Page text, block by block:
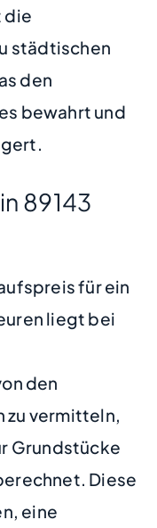
die
städtischen
den
bewahrt und
89143
für ein
liegt bei
den
zu vermitteln,
Grundstücke
Diese
eine